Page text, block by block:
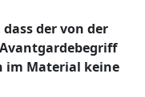
dass der von der
im Material keine